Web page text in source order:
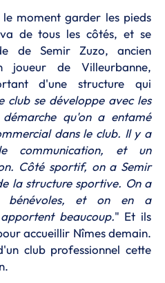
moment garder les pieds
de tous les côtés, et se
de Semir Zuzo, ancien
joueur de Villeurbanne,
d'une structure qui
club se développe avec les
qu'on a entamé
dans le club. Il y a
communication, et un
Côté sportif, on a Semir
la structure sportive. On a
bénévoles, et on en a
beaucoup." Et ils
accueillir Nîmes demain.
club professionnel cette